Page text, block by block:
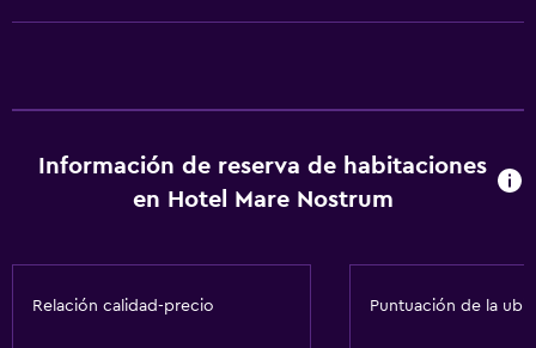
Acceso a la playa
Piso de mosaico/mármol
Vista a la ciudad
Información de reserva de habitaciones
en Hotel Mare Nostrum
Relación calidad-precio Puntuación de la